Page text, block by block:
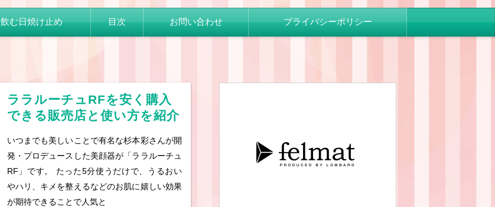
飲む日焼け止め 目次 お問い合わせ プライバシーポリシー
ララルーチュRFを安く購入
できる販売店と使い方を紹介
いつまでも美しいことで有名な杉本彩さんが開
発・プロデュースした美顔器が「ララルーチュ
RF」です。 たった5分使うだけで、うるおい
やハリ、キメを整えるなどのお肌に嬉しい効果
が期待できることで人気と